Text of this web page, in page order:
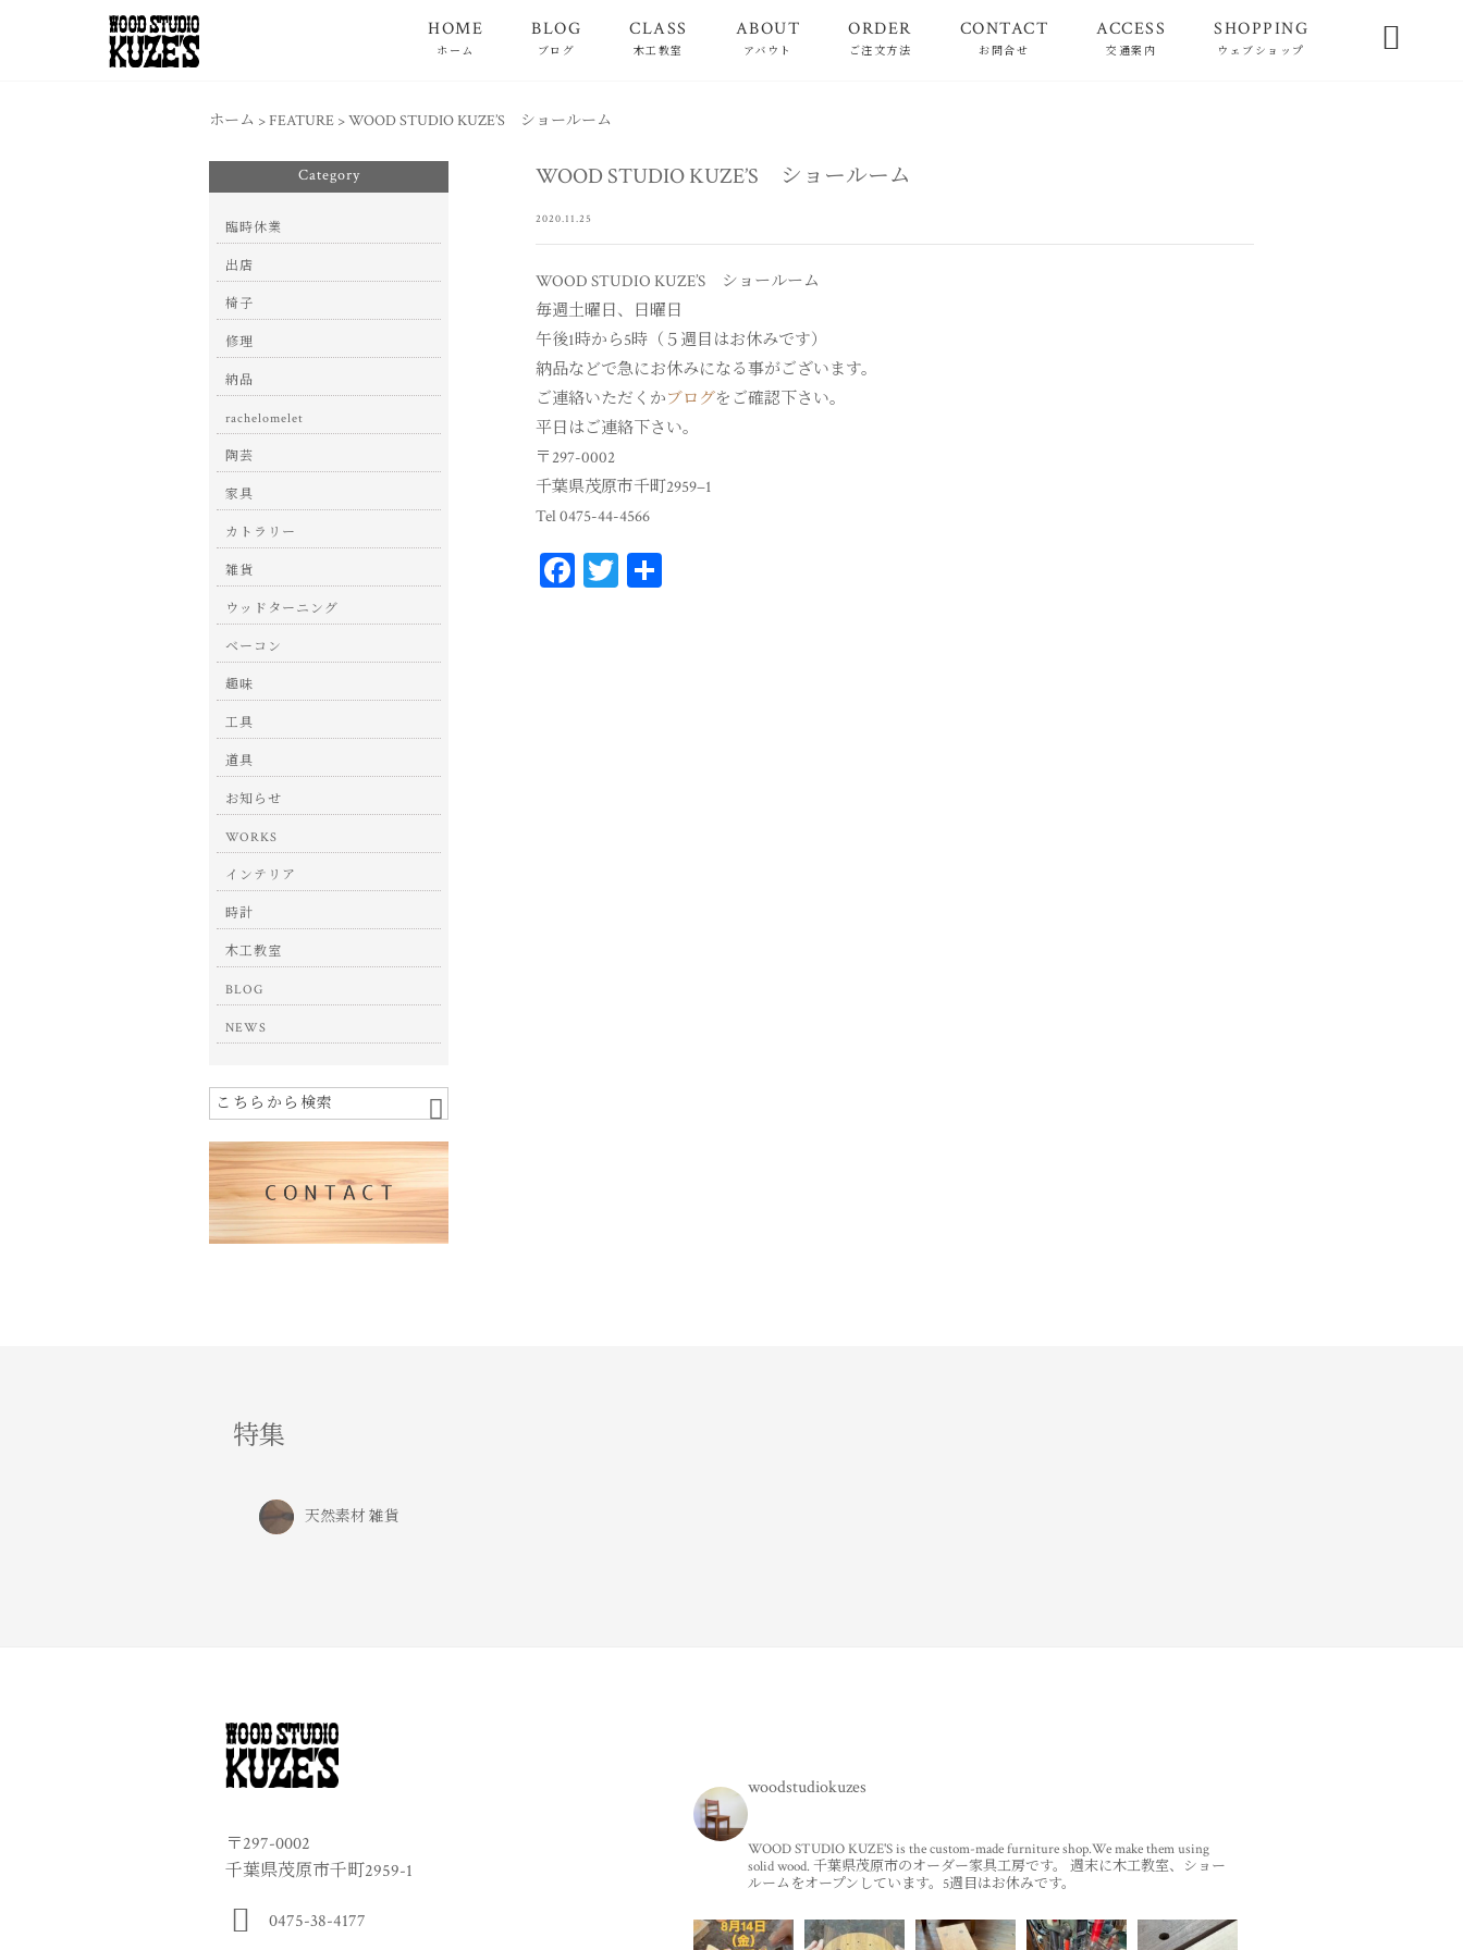
HOME
ホーム
BLOG
ブログ
CLASS
木工教室
ABOUT
アバウト
ORDER
ご注文方法
CONTACT
お問合せ
ACCESS
交通案内
SHOPPING
ウェブショップ 
ホーム >FEATURE >WOOD STUDIO KUZE’S ショールーム
WOOD STUDIO KUZE’S ショールーム
2020.11.25
WOOD STUDIO KUZE’S ショールーム
毎週土曜日、日曜日
午後1時から5時（５週目はお休みです）
納品などで急にお休みになる事がございます。
ご連絡いただくかブログをご確認下さい。
平日はご連絡下さい。
〒297-0002
千葉県茂原市千町2959−1
Tel 0475-44-4566
Fa T
Category
臨時休業
出店
椅子
修理
納品
rachelomelet
陶芸
家具
カトラリー
雑貨
ウッドターニング
ベーコン
趣味
工具
道具
お知らせ
WORKS
インテリア
時計
木工教室
BLOG
NEWS
特集
天然素材 雑貨
〒297-0002
千葉県茂原市千町2959-1
0475-38-4177
woodstudiokuzes
WOOD STUDIO KUZE'S is the custom-made furniture shop.We make them using
solid wood. 千葉県茂原市のオーダー家具工房です。
週末に木工教室、ショー
ルームをオープンしています。5週目はお休みです。